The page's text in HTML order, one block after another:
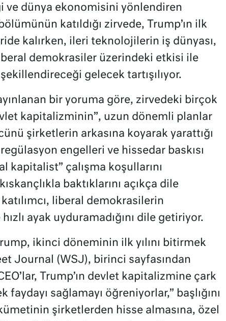
ve dünya ekonomisini yönlendiren
katıldığı zirvede, Trump’ın ilk
kalırken, ileri teknolojilerin iş dünyası,
demokrasiler üzerindeki etkisi ile
gelecek tartışılıyor.
bir yoruma göre, zirvedeki birçok
kapitalizminin”, uzun dönemli planlar
şirketlerin arkasına koyarak yarattığı
engelleri ve hissedar baskısı
kapitalist” çalışma koşullarını
baktıklarını açıkça dile
liberal demokrasilerin
ayak uyduramadığını dile getiriyor.
ikinci döneminin ilk yılını bitirmek
Journal (WSJ), birinci sayfasından
Trump’ın devlet kapitalizmine çark
sağlamayı öğreniyorlar,” başlığını
şirketlerden hisse almasına, özel